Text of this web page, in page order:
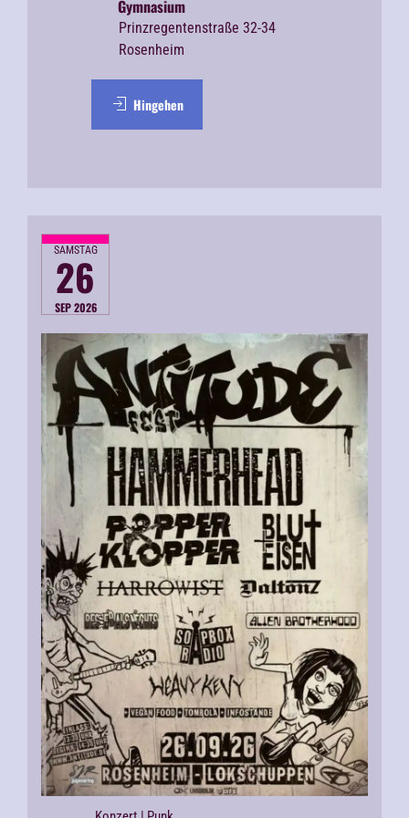
Gymnasium
Prinzregentenstraße 32-34
Rosenheim
Hingehen
SAMSTAG
26
SEP 2026